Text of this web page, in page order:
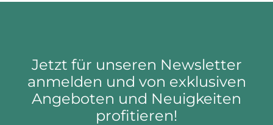
Jetzt für unseren Newsletter
anmelden und von exklusiven
Angeboten und Neuigkeiten
profitieren!